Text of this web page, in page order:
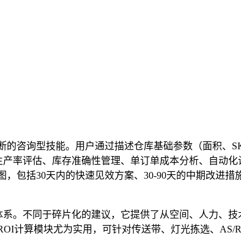
断的咨询型技能。用户通过描述仓库基础参数（面积
率评估、库存准确性管理、单订单成本分析、自动
包括30天内的快速见效方案、30-90天的中期改进措
。不同于碎片化的建议，它提供了从空间、人力、
计算模块尤为实用，可针对传送带、灯光拣选、